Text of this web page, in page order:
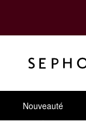
Nouveauté